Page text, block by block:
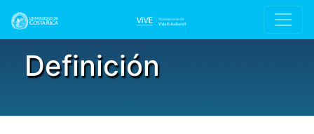
Definición